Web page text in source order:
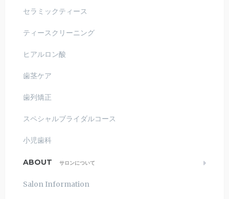
セラミックティース
ティースクリーニング
ヒアルロン酸
歯茎ケア
歯列矯正
スペシャルブライダルコース
小児歯科
ABOUT サロンについて
Salon Information